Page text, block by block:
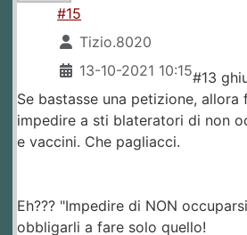
#15
Tizio.8020
13-10-2021 10:15#13
Se bastasse una petizione, allora
impedire a sti blateratori di non
e vaccini. Che pagliacci.
Eh??? "Impedire di NON
obbligarli a fare solo quello!